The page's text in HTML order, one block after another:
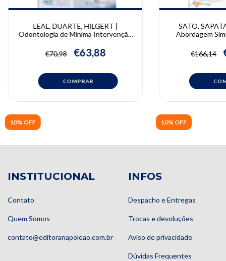
10% OFF
LEAL, DUARTE, HILGERT |
Odontologia de Mínima Intervenção
Soraya Leal
€70,98 €63,88
10% OFF
SATO,
Abordagem
€166,14
INSTITUCIONAL
Contato
Quem Somos
contato@editoranapoleao.com.br
INFOS
Despacho e Entregas
Trocas e devoluções
Aviso de privacidade
Dúvidas Frequentes